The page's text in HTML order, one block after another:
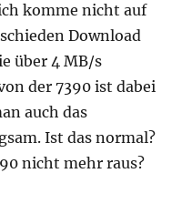
komme nicht auf
Download
über 4 MB/s
der 7390 ist dabei
auch das
Ist das normal?
nicht mehr raus?